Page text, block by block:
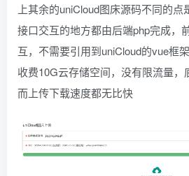
上其余的uniCloud图床源码不同的
接口交互的地方都由后端php完成，
互，不需要引用到uniCloud的vue框
收费10G云存储空间，没有限流量
而上传下载速度都无比快